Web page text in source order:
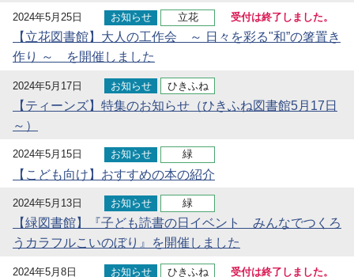
2024年5月25日 お知らせ 立花 受付は終了しました。
【立花図書館】大人の工作会 ～ 日々を彩る"和”の箸置き
作り ～ を開催しました
2024年5月17日 お知らせ ひきふね
【ティーンズ】特集のお知らせ（ひきふね図書館5月17日
～）
2024年5月15日 お知らせ 緑
【こども向け】おすすめの本の紹介
2024年5月13日 お知らせ 緑
【緑図書館】『子ども読書の日イベント みんなでつくろ
うカラフルこいのぼり』を開催しました
2024年5月8日 お知らせ ひきふね 受付は終了しました。